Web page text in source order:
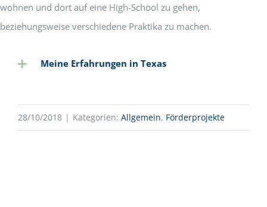
wohnen und dort auf eine High-School zu gehen,
beziehungsweise verschiedene Praktika zu machen.
Meine Erfahrungen in Texas
28/10/2018 | Kategorien: Allgemein, Förderprojekte